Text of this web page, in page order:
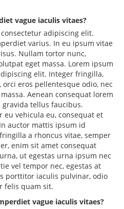
vague iaculis vitaes?
adipiscing elit.
varius. In eu ipsum vitae
Nullam tortor nunc,
eget massa. Lorem ipsum
elit. Integer fringilla,
eros pellentesque odio, nec
Aenean consequat lorem
tellus faucibus.
eu vehicula eu, consequat et
auctor mattis ipsum id
a rhoncus vitae, semper
enim sit amet consequat
ut egestas urna ipsum nec
vel tempor nec, egestas at
porttitor iaculis pulvinar, odio
felis quam sit.
vague iaculis vitaes?